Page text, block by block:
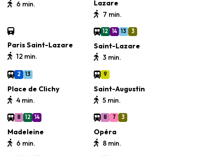
6 min.
Lazare
7 min.
Paris Saint-Lazare
12 min.
12 14 13 3
Saint-Lazare
3 min.
2 13
Place de Clichy
4 min.
9
Saint-Augustin
5 min.
8 12 14
Madeleine
6 min.
8 7 3
Opéra
8 min.